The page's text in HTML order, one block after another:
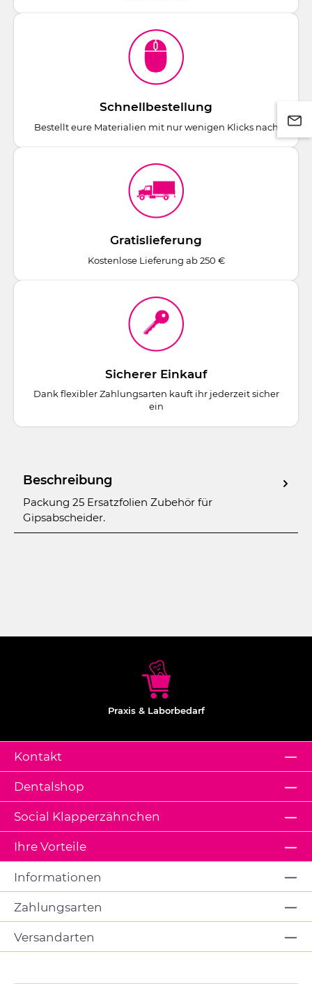
Schnellbestellung
Bestellt eure Materialien mit nur wenigen Klicks nach
Gratislieferung
Kostenlose Lieferung ab 250 €
Sicherer Einkauf
Dank flexibler Zahlungsarten kauft ihr jederzeit sicher
ein
Beschreibung
Packung 25 Ersatzfolien Zubehör für
Gipsabscheider.
Praxis & Laborbedarf
Kontakt
Dentalshop
Ihre Vorteile
Social Klapperzähnchen
Informationen
Zahlungsarten
Versandarten